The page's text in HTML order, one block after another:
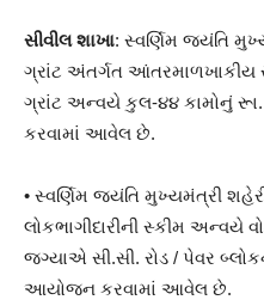
સીવીલ શાખા: સ્વર્ણિમ જયંતિ
ગ્રાંટ અંતર્ગત આંતરમાળખાકીય
ગ્રાંટ અન્વયે કુલ-૪૪ કામોનું
કરવામાં આવેલ છે.
• સ્વર્ણિમ જયંતિ મુખ્યમંત્રી
લોકભાગીદારીની સ્કીમ અન્વયે
જગ્યાએ સી.સી. રોડ / પેવર
આયોજન કરવામાં આવેલ છે.